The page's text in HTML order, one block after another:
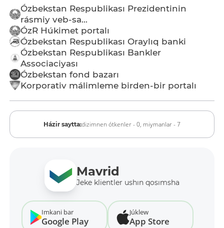
Ózbekstan Respublikası Prezidentinin
rásmiy veb-sa...
ÓzR Húkimet portalı
Ózbekstan Respublikası Oraylıq banki
Ózbekstan Respublikası Bankler
Associaciyası
Ózbekstan fond bazarı
Korporativ málimleme birden-bir portalı
Házir saytta:dizimnen ótkenler - 0, miymanlar - 7
Mavrid
Jeke klientler ushın qosımsha
Imkani bar
Google Play
Júklew
App Store